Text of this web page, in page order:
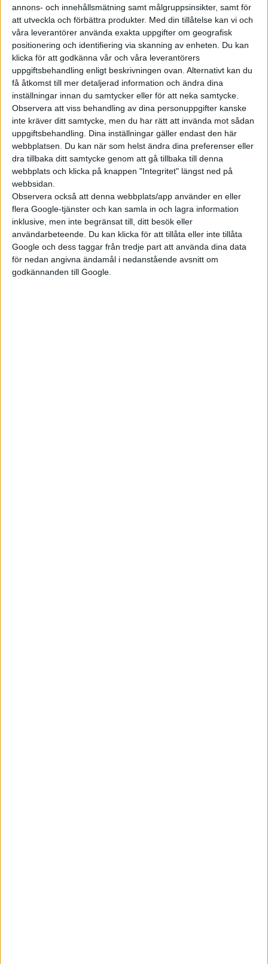
annons- och innehållsmätning samt målgruppsinsikter, samt för
att utveckla och förbättra produkter. Med din tillåtelse kan vi och
våra leverantörer använda exakta uppgifter om geografisk
positionering och identifiering via skanning av enheten. Du kan
klicka för att godkänna vår och våra leverantörers
uppgiftsbehandling enligt beskrivningen ovan. Alternativt kan du
få åtkomst till mer detaljerad information och ändra dina
inställningar innan du samtycker eller för att neka samtycke.
Observera att viss behandling av dina personuppgifter kanske
inte kräver ditt samtycke, men du har rätt att invända mot sådan
uppgiftsbehandling. Dina inställningar gäller endast den här
webbplatsen. Du kan när som helst ändra dina preferenser eller
dra tillbaka ditt samtycke genom att gå tillbaka till denna
webbplats och klicka på knappen "Integritet" längst ned på
webbsidan.
Observera också att denna webbplats/app använder en eller
flera Google-tjänster och kan samla in och lagra information
inklusive, men inte begränsat till, ditt besök eller
användarbeteende. Du kan klicka för att tillåta eller inte tillåta
Google och dess taggar från tredje part att använda dina data
för nedan angivna ändamål i nedanstående avsnitt om
godkännanden till Google.
– Återförsäljarens roll blir också fortsatt att ge en upplevelse
av bilen, ta hand om kunden, föreslå kringtjänster och sköta
leverans av den beställda bilen – säljarna blir våra ombud. Och
oavsett om kunden väljer att göra affären på nätet eller fysiskt
så är det samma villkor och pris som gäller, oavsett var i
Sverige man bor och för såväl kund som återförsäljare, säger
Claes Jerveland som är vd för Volkswagen Group Sverige.
Något som i praktiken innebär fasta priser och ingen
möjlighet att pruta eller förhandla till sig något vid bilköpet.
Då beslutet innefattar alla märken inom
Volkswagenkoncernen betyder det från nästa år även eldrivna
modeller från Skoda och Audi. Men omställningen ska ske
gradvis och först ut är det försäljningen av elbilarna Cupra
Born och kommande ID.Buzz som berörs i slutet av i år. Senast
nästa år ska den nya affärsmodellen gälla för alla elbilar från
koncernen.
– Kunden är numera i första hand digital och online, då måste